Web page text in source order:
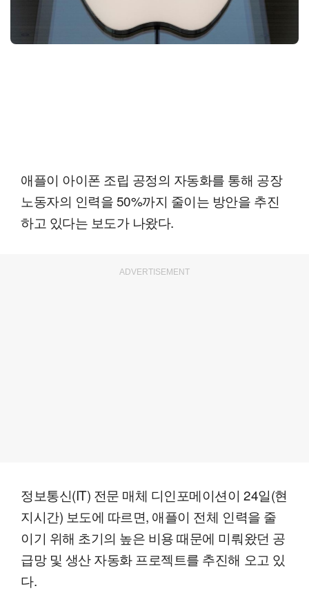
애플이 아이폰 조립 공정의 자동화를 통해 공장
노동자의 인력을 50%까지 줄이는 방안을 추진
하고 있다는 보도가 나왔다.
ADVERTISEMENT
정보통신(IT) 전문 매체 디인포메이션이 24일(현
지시간) 보도에 따르면, 애플이 전체 인력을 줄
이기 위해 초기의 높은 비용 때문에 미뤄왔던 공
급망 및 생산 자동화 프로젝트를 추진해 오고 있
다.